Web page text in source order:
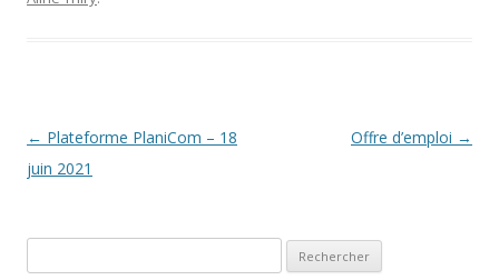
Navigation
des
← Plateforme PlaniCom – 18
juin 2021
Offre d’emploi →